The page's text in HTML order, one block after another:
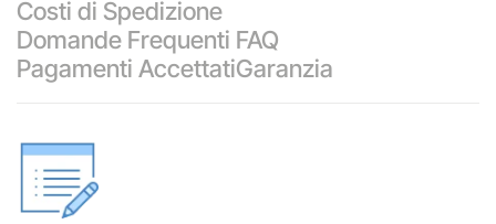
Costi di Spedizione
Domande Frequenti FAQ
Pagamenti AccettatiGaranzia